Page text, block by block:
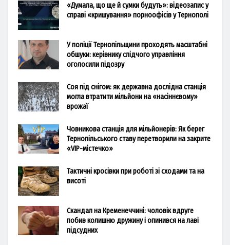
«Думала, що ще й сумки будуть»: відеозапис у
справі «кришування» порноофісів у Тернополі
У поліції Тернопільщини проходять масштабні
обшуки: керівнику слідчого управління
оголосили підозру
Соя під снігом: як державна дослідна станція
могла втратити мільйони на «насіннєвому»
врожаї
Човникова станція для мільйонерів: Як берег
Тернопільського ставу перетворили на закрите
«VIP-містечко»
Тактичні кросівки при роботі зі сходами та на
висоті
Скандал на Кременеччині: чоловік вдруге
побив колишню дружину і опинився на лаві
підсудних